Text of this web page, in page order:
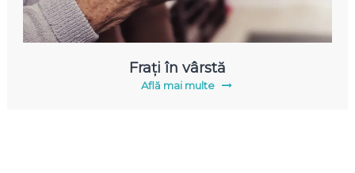
Frați în vârstă
Află mai multe